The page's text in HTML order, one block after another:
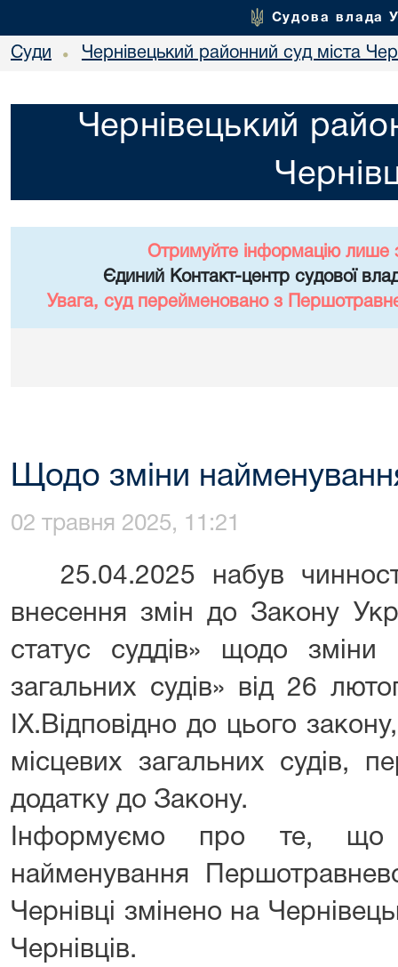
Судова влада
Суди • Чернівецький районний суд міста
Чернівецький
Отримуйте інформацію лише
Єдиний Контакт-центр судової
Увага, суд перейменовано з
Щодо зміни
02 травня 2025, 11:21
25.04.2025 набув
внесення змін до Закону
статус суддів» щодо зміни
загальних судів» від 26
ІХ.Відповідно до цього
місцевих загальних судів,
додатку до Закону.
Інформуємо про те,
найменування
Чернівці змінено на
Чернівців.